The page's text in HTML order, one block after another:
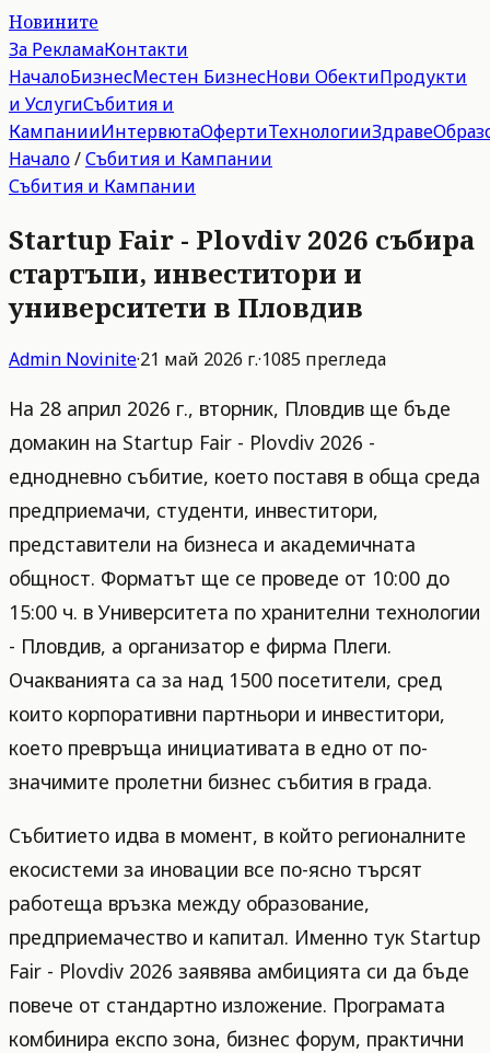
Новините
За РекламаКонтакти
НачалоБизнесМестен БизнесНови ОбектиПродукти
и УслугиСъбития и
КампанииИнтервютаОфертиТехнологииЗдраве
Начало/Събития и Кампании
Събития и Кампании
Startup Fair - Plovdiv 2026 събира
стартъпи, инвеститори и
университети в Пловдив
Admin Novinite·21 май 2026 г.·1085 прегледа
На 28 април 2026 г., вторник, Пловдив ще бъде
домакин на Startup Fair - Plovdiv 2026 -
еднодневно събитие, което поставя в обща среда
предприемачи, студенти, инвеститори,
представители на бизнеса и академичната
общност. Форматът ще се проведе от 10:00 до
15:00 ч. в Университета по хранителни технологии
- Пловдив, а организатор е фирма Плеги.
Очакванията са за над 1500 посетители, сред
които корпоративни партньори и инвеститори,
което превръща инициативата в едно от по-
значимите пролетни бизнес събития в града.
Събитието идва в момент, в който регионалните
екосистеми за иновации все по-ясно търсят
работеща връзка между образование,
предприемачество и капитал. Именно тук Startup
Fair - Plovdiv 2026 заявява амбицията си да бъде
повече от стандартно изложение. Програмата
комбинира експо зона, бизнес форум, практични